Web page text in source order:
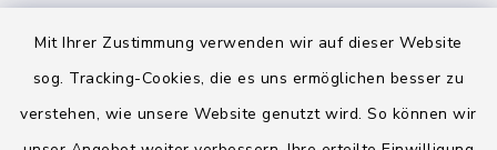
Mit Ihrer Zustimmung verwenden wir auf dieser Website
sog. Tracking-Cookies, die es uns ermöglichen besser zu
verstehen, wie unsere Website genutzt wird. So können wir
Quicklinks